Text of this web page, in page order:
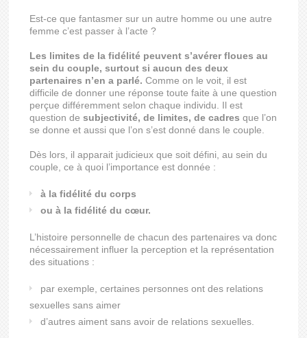
Est-ce que fantasmer sur un autre homme ou une autre
femme c’est passer à l’acte ?
Les limites de la fidélité peuvent s’avérer floues au
sein du couple, surtout si aucun des deux
partenaires n’en a parlé.Comme on le voit, il est
difficile de donner une réponse toute faite à une question
perçue différemment selon chaque individu. Il est
question desubjectivité, de limites, de cadres que l’on
se donne et aussi que l’on s’est donné dans le couple.
Dès lors, il apparait judicieux que soit défini, au sein du
couple, ce à quoi l’importance est donnée :
à la fidélité du corps
ou à la fidélité du cœur.
L’histoire personnelle de chacun des partenaires va donc
nécessairement influer la perception et la représentation
des situations :
par exemple, certaines personnes ont des relations
sexuelles sans aimer
d’autres aiment sans avoir de relations sexuelles.